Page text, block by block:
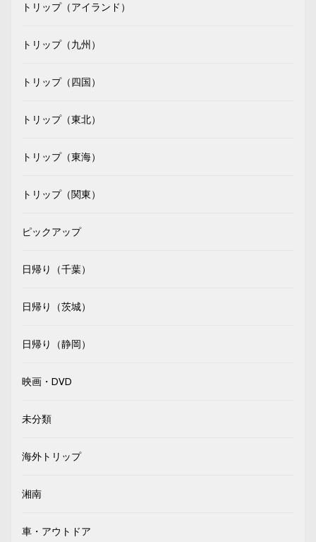
トリップ（アイランド）
トリップ（九州）
トリップ（四国）
トリップ（東北）
トリップ（東海）
トリップ（関東）
ピックアップ
日帰り（千葉）
日帰り（茨城）
日帰り（静岡）
映画・DVD
未分類
海外トリップ
湘南
車・アウトドア